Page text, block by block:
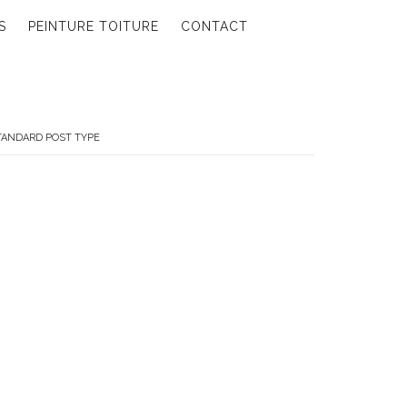
PEINTURE TOITURE CONTACT
POST TYPE